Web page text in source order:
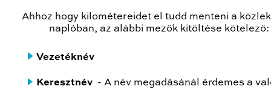
Ahhoz hogy kilométereidet el tudd menteni a
naplóban, az alábbi mezők kitöltése kötelező:
Vezetéknév
Keresztnév - A név megadásánál érdemes a